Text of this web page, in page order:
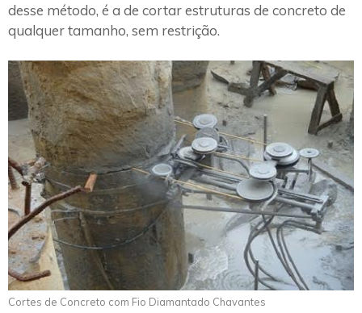
desse método, é a de cortar estruturas de concreto de
qualquer tamanho, sem restrição.
Cortes de Concreto com Fio Diamantado Chavantes